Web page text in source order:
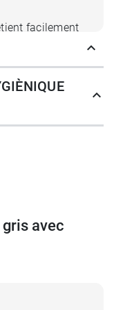
facilement
possède
en 1860,
avec les
et à la
du
avec